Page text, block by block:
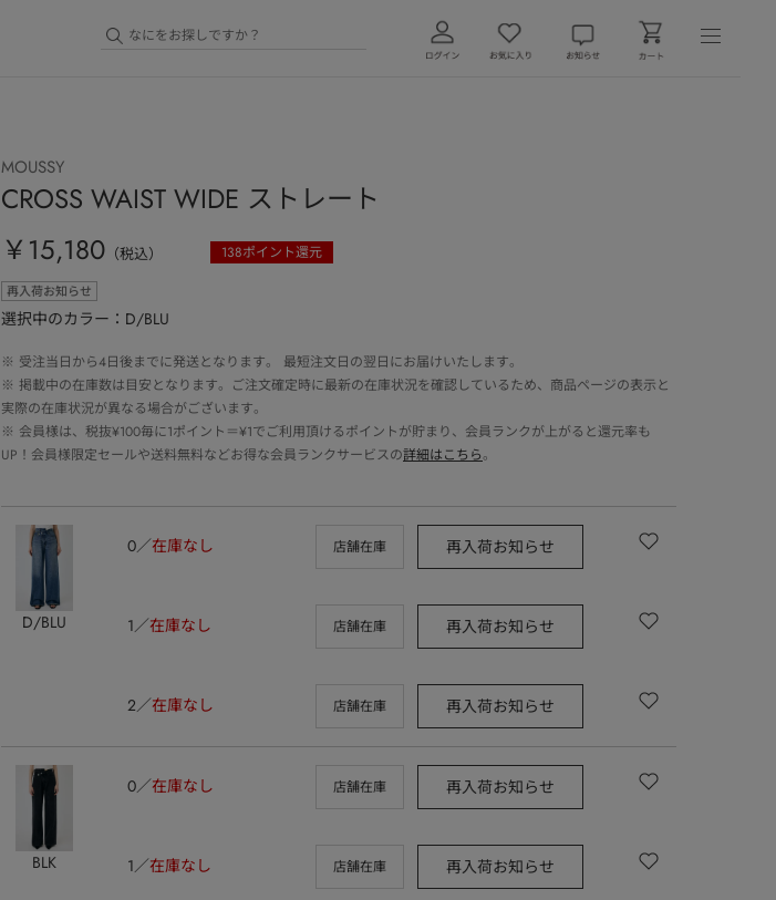
MOUSSY
CROSS WAIST WIDE ストレート
￥15,180 （税込） 138ポイント還元
再入荷お知らせ
選択中のカラー：D/BLU
※ 受注当日から4日後までに発送となります。 最短注文日の翌日にお届けいたします。
※ 掲載中の在庫数は目安となります。ご注文確定時に最新の在庫状況を確認しているため、商品ページの表示と
実際の在庫状況が異なる場合がございます。
※ 会員様は、税抜¥100毎に1ポイント＝¥1でご利用頂けるポイントが貯まり、会員ランクが上がると還元率も
UP！会員様限定セールや送料無料などお得な会員ランクサービスの詳細はこちら。
D/BLU
0 在庫なし 店舗在庫 再入荷お知らせ
1 在庫なし 店舗在庫 再入荷お知らせ
2 在庫なし 店舗在庫 再入荷お知らせ
BLK
0 在庫なし 店舗在庫 再入荷お知らせ
1 在庫なし 店舗在庫 再入荷お知らせ